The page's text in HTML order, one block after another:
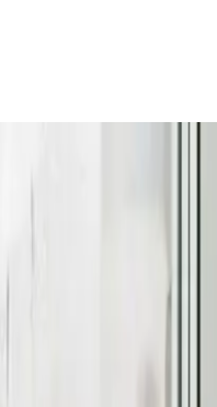
montering